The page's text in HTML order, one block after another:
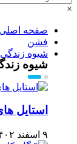
×
صفحه اصلی
فشن
شیوه زندگی
شیوه
استایل
۹ اسفند ۱۴۰۲